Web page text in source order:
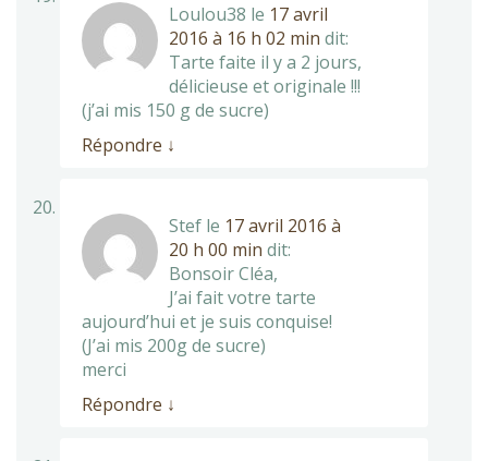
Loulou38 le 17 avril
2016 à 16 h 02 min dit:
Tarte faite il y a 2 jours,
délicieuse et originale !!!
(j’ai mis 150 g de sucre)
Répondre ↓
Stef le 17 avril 2016 à
20 h 00 min dit:
Bonsoir Cléa,
J’ai fait votre tarte
aujourd’hui et je suis conquise!
(J’ai mis 200g de sucre)
merci
Répondre ↓